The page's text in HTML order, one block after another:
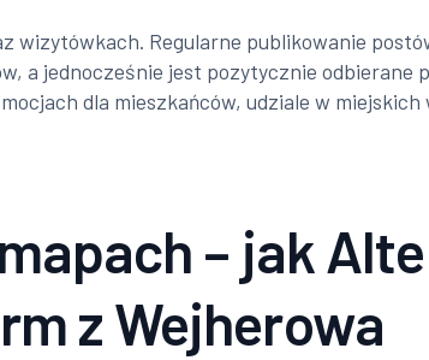
wizytówkach. Regularne publikowanie
a jednocześnie jest pozytycznie odbierane
dla mieszkańców, udziale w
– jak
z Wejherowa